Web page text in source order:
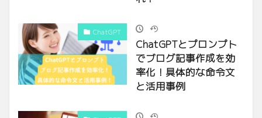
ChatGPT
ChatGPTとプロンプト
でブログ記事作成を効
率化！具体的な命令文
と活用事例